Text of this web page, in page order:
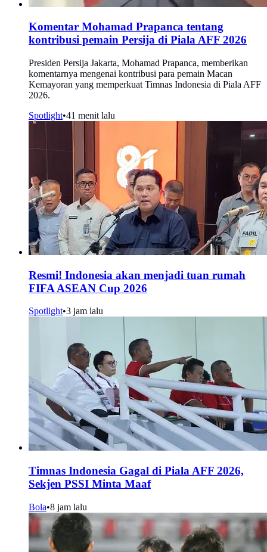
Komentar Mohamad Prapanca tentang
kontribusi pemain Persija di Piala AFF 2026
Presiden Persija Jakarta, Mohamad Prapanca, memberikan
komentarnya mengenai kontribusi para pemain Macan
Kemayoran yang memperkuat Timnas Indonesia di Piala AFF
2026.
Spotlight•41 menit lalu
Resmi! Indonesia akan menjadi tuan rumah
FIFA ASEAN Cup 2026
Spotlight•3 jam lalu
Timnas Indonesia Gagal di Piala AFF 2026,
Sekjen PSSI Minta Maaf
Bola•8 jam lalu